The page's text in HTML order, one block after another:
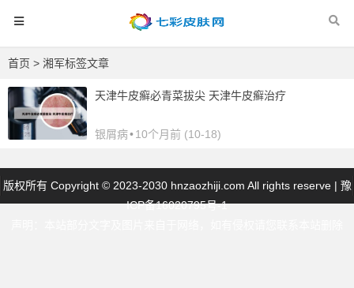
首页 > 湘军标签文章
天津牛皮癣必青菜拔尖 天津牛皮癣治疗
银屑病•10个月前 (10-18)
版权所有 Copyright © 2023-2030 hnzaozhiji.com All rights reserve | 豫
ICP备16020795号-1